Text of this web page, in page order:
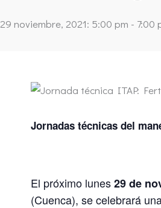
29 noviembre, 2021: 5:00 pm - 7:00
Jornadas técnicas del
El próximo lunes29 de
(Cuenca), se celebrará